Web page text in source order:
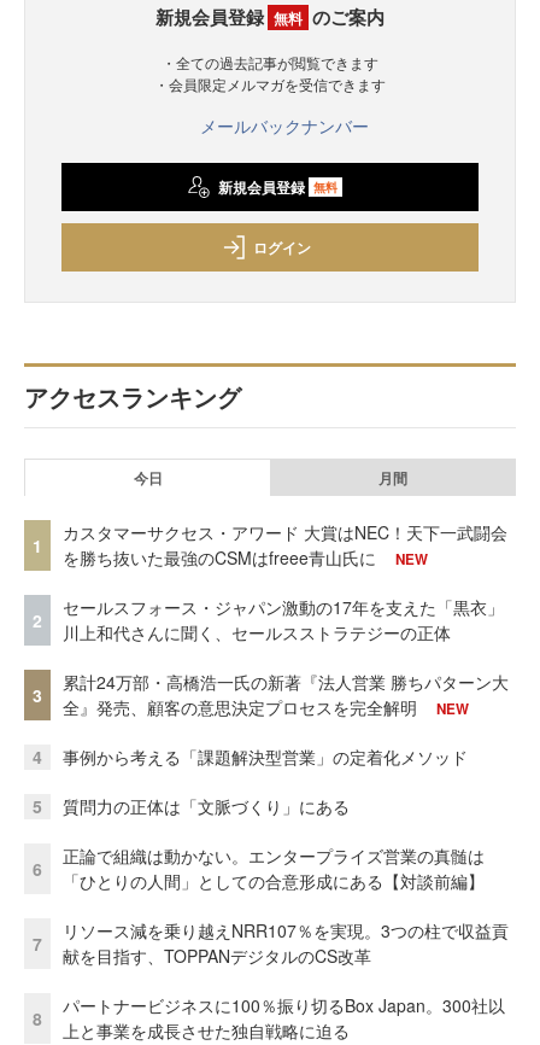
新規会員登録 無料 のご案内
・全ての過去記事が閲覧できます
・会員限定メルマガを受信できます
メールバックナンバー
新規会員登録 無料
ログイン
アクセスランキング
今日 月間
1
カスタマーサクセス・アワード 大賞はNEC！天下一武闘会
を勝ち抜いた最強のCSMはfreee青山氏に
NEW
2
セールスフォース・ジャパン激動の17年を支えた「黒衣」
川上和代さんに聞く、セールスストラテジーの正体
3
累計24万部・高橋浩一氏の新著『法人営業 勝ちパターン大
全』発売、顧客の意思決定プロセスを完全解明
NEW
4 事例から考える「課題解決型営業」の定着化メソッド
5 質問力の正体は「文脈づくり」にある
6
正論で組織は動かない。エンタープライズ営業の真髄は
「ひとりの人間」としての合意形成にある【対談前編】
7
リソース減を乗り越えNRR107％を実現。3つの柱で収益貢
献を目指す、TOPPANデジタルのCS改革
8
パートナービジネスに100％振り切るBox Japan。300社以
上と事業を成長させた独自戦略に迫る